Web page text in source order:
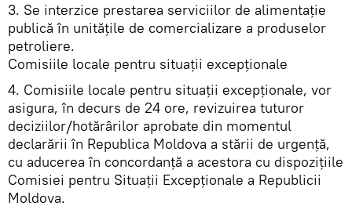
3. Se interzice prestarea serviciilor de alimentație
publică în unitățile de comercializare a produselor
petroliere.
Comisiile locale pentru situații excepționale
4. Comisiile locale pentru situații excepționale, vor
asigura, în decurs de 24 ore, revizuirea tuturor
deciziilor/hotărârilor aprobate din momentul
declarării în Republica Moldova a stării de urgență,
cu aducerea în concordanță a acestora cu dispozițiile
Comisiei pentru Situații Excepționale a Republicii
Moldova.